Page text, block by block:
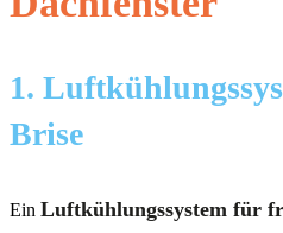
1.
Brise
Ein Luftkühlungssystem für